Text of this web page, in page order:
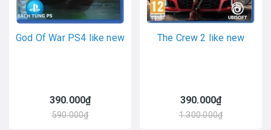
God Of War PS4 like new
390.000₫
590.000₫
The Crew 2 like new
390.000₫
1.300.000₫